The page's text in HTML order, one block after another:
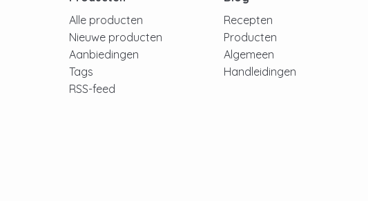
Alle producten
Nieuwe producten
Aanbiedingen
Tags
RSS-feed
Recepten
Producten
Algemeen
Handleidingen